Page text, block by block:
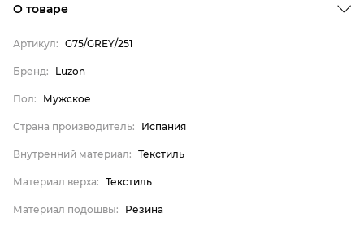
Страна производитель
Внутренний материал
Материал верха
Материал подошвы
Материал стельки
Мужское
Испания
О товаре
Артикул: G75/GREY/251
Бренд: Luzon
Пол: Мужское
Страна производитель: Испания
Внутренний материал: Текстиль
Материал верха: Текстиль
Материал подошвы: Резина